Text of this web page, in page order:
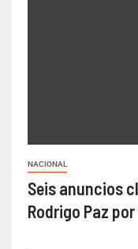
NACIONAL
Seis anuncios
Rodrigo Paz